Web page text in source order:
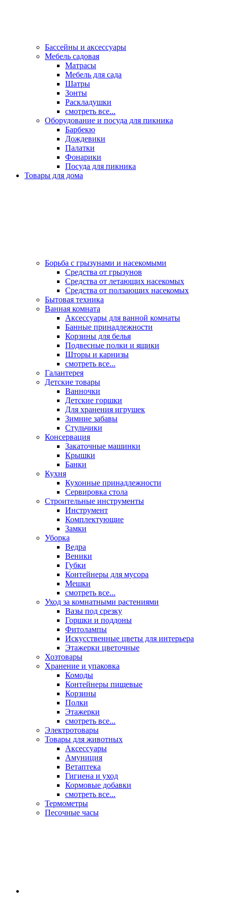
Бассейны и аксессуары
Мебель садовая
Матрасы
Мебель для сада
Шатры
Зонты
Раскладушки
смотреть все...
Оборудование и посуда для пикника
Барбекю
Дождевики
Палатки
Фонарики
Посуда для пикника
Товары для дома
Борьба с грызунами и насекомыми
Средства от грызунов
Средства от летающих насекомых
Средства от ползающих насекомых
Бытовая техника
Ванная комната
Аксессуары для ванной комнаты
Банные принадлежности
Корзины для белья
Подвесные полки и ящики
Шторы и карнизы
смотреть все...
Галантерея
Детские товары
Ванночки
Детские горшки
Для хранения игрушек
Зимние забавы
Стульчики
Консервация
Закаточные машинки
Крышки
Банки
Кухня
Кухонные принадлежности
Сервировка стола
Строительные инструменты
Инструмент
Комплектующие
Замки
Уборка
Ведра
Веники
Губки
Контейнеры для мусора
Мешки
смотреть все...
Уход за комнатными растениями
Вазы под срезку
Горшки и поддоны
Фитолампы
Искусственные цветы для интерьера
Этажерки цветочные
Хозтовары
Хранение и упаковка
Комоды
Контейнеры пищевые
Корзины
Полки
Этажерки
смотреть все...
Электротовары
Товары для животных
Аксессуары
Амуниция
Ветаптека
Гигиена и уход
Кормовые добавки
смотреть все...
Термометры
Песочные часы